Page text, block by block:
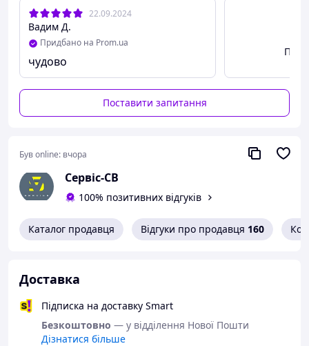
22.09.2024
Вадим Д.
Придбано на Prom.ua
чудово
Поставити запитання
Був online: вчора
Сервіс-СВ
100% позитивних відгуків
Каталог продавця Відгуки про продавця 160
Доставка
Підписка на доставку Smart
Безкоштовно — у відділення Нової Пошти
Дізнатися більше